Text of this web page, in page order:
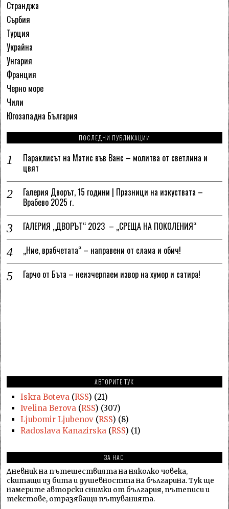
Странджа
Сърбия
Турция
Украйна
Унгария
Франция
Черно море
Чили
Югозападна България
ПОСЛЕДНИ ПУБЛИКАЦИИ
Параклисът на Матис във Ванс – молитва от светлина и
цвят
Галерия Дворът, 15 години | Празници на изкуствата –
Врабево 2025 г.
ГАЛЕРИЯ „ДВОРЪТ“ 2023 – „СРЕЩА НА ПОКОЛЕНИЯ“
„Ние, врабчетата“ – направени от слама и обич!
Гарчо от Бъта – неизчерпаем извор на хумор и сатира!
АВТОРИТЕ ТУК
Iskra Boteva(RSS) (21)
Ivelina Berova(RSS) (307)
Ljubomir Ljubenov(RSS) (8)
Radoslava Kanazirska(RSS) (1)
ЗА НАС
Дневник на пътешествията на няколко човека,
скитащи из бита и душевността на българина. Тук ще
намерите авторски снимки от българия, пътеписи и
текстове, отразяващи пътуванията.